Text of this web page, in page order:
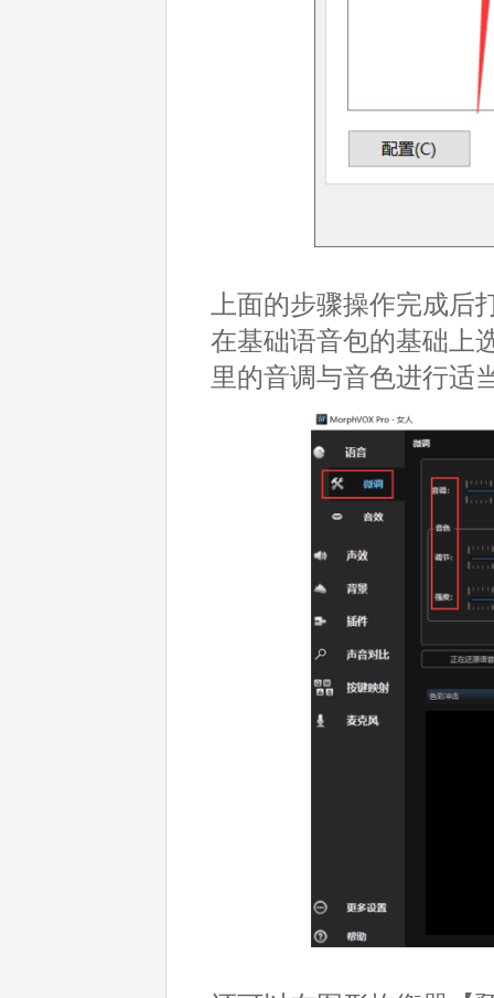
上面的步骤操作完成
在基础语音包的基础上
里的音调与音色进行适